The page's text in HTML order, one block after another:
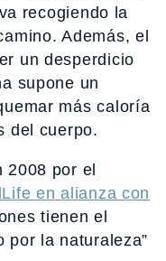
recogiendo la
Además, el
un desperdicio
supone un
más caloría
del cuerpo.
2008 por el
en alianza con
tienen el
por la naturaleza”